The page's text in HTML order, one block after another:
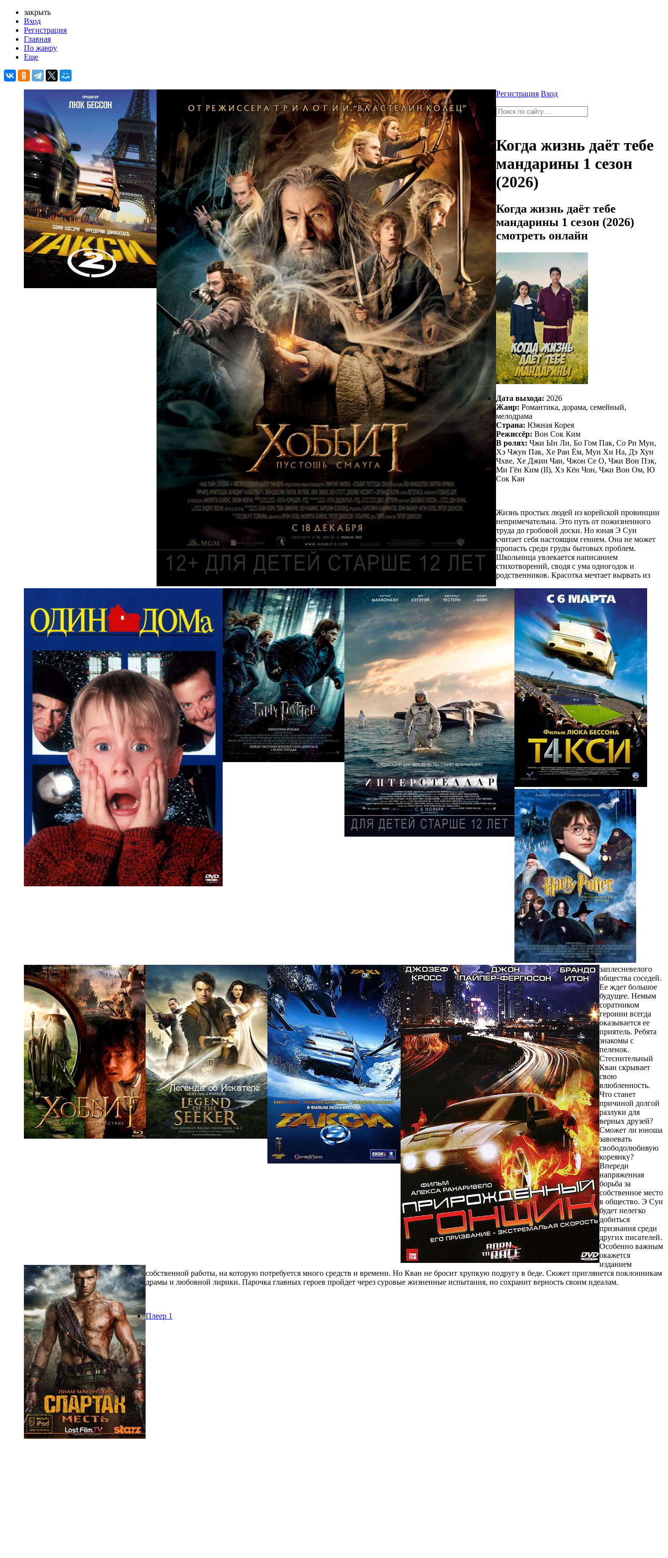
закрыть
Вход
Регистрация
Главная
По жанру
Еще
Регистрация Вход
Когда жизнь даёт тебе
мандарины 1 сезон
(2026)
Когда жизнь даёт тебе
мандарины 1 сезон (2026)
смотреть онлайн
Дата выхода: 2026
Жанр: Романтика, дорама, семейный,
мелодрама
Страна: Южная Корея
Режиссёр: Вон Сок Ким
В ролях: Чжи Ын Ли, Бо Гом Пак, Со Ри Мун,
Хэ Чжун Пак, Хе Ран Ём, Мун Хи На, Дэ Хун
Чхве, Хе Джин Чан, Чжон Се О, Чжи Вон Пэк,
Ми Гён Ким (II), Хэ Кён Чон, Чжи Вон Ом, Ю
Сок Кан
Жизнь простых людей из корейской провинции
непримечательна. Это путь от пожизненного
труда до гробовой доски. Но юная Э Сун
считает себя настоящим гением. Она не может
пропасть среди груды бытовых проблем.
Школьница увлекается написанием
стихотворений, сводя с ума одногодок и
родственников. Красотка мечтает вырвать из
заплесневелого
общества соседей.
Ее ждет большое
будущее. Немым
соратником
героини всегда
оказывается ее
приятель. Ребята
знакомы с
пеленок.
Стеснительный
Кван скрывает
свою
влюбленность.
Что станет
причиной долгой
разлуки для
верных друзей?
Сможет ли юноша
завоевать
свободолюбивую
кореянку?
Впереди
напряженная
борьба за
собственное место
в общество. Э Сун
будет нелегко
добиться
признания среди
других писателей.
Особенно важным
окажется
изданием
собственной работы, на которую потребуется много средств и времени. Но Кван не бросит хрупкую подругу в беде. Сюжет приглянется поклонникам
драмы и любовной лирики. Парочка главных героев пройдет через суровые жизненные испытания, но сохранит верность своим идеалам.
Плеер 1